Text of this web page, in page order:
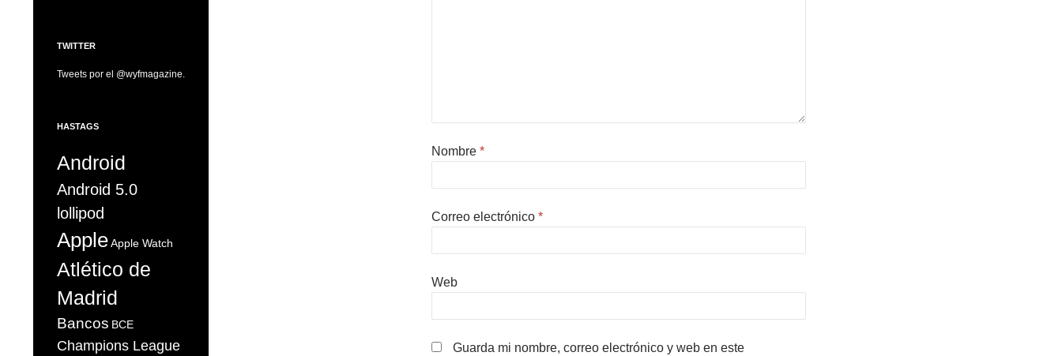
Nombre *
Correo electrónico *
Web
Guarda mi nombre, correo electrónico y web en este
TWITTER
Tweets por el @wyfmagazine.
HASTAGS
Android
Android 5.0
lollipod
AppleApple Watch
Atlético de
Madrid
Bancos BCE
Champions League